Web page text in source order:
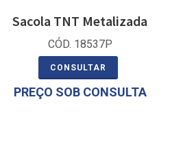
Sacola TNT Metalizada
CÓD. 18537P
CONSULTAR
PREÇO SOB CONSULTA